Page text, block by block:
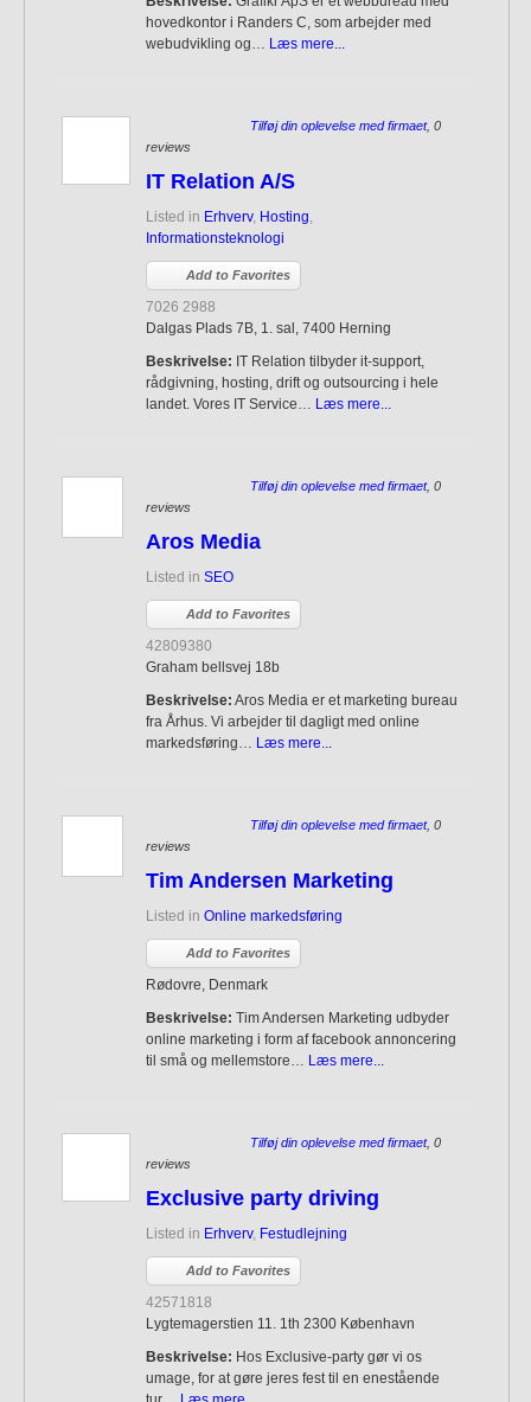
hovedkontor i Randers C, som arbejder med
webudvikling og… Læs mere...
Tilføj din oplevelse med firmaet, 0
reviews
IT Relation A/S
Listed in Erhverv, Hosting,
Informationsteknologi
Add to Favorites
7026 2988
Dalgas Plads 7B, 1. sal, 7400 Herning
Beskrivelse: IT Relation tilbyder it-support,
rådgivning, hosting, drift og outsourcing i hele
landet. Vores IT Service… Læs mere...
Tilføj din oplevelse med firmaet, 0
reviews
Aros Media
Listed in SEO
Add to Favorites
42809380
Graham bellsvej 18b
Beskrivelse: Aros Media er et marketing bureau
fra Århus. Vi arbejder til dagligt med online
markedsføring… Læs mere...
Tilføj din oplevelse med firmaet, 0
reviews
Tim Andersen Marketing
Listed in Online markedsføring
Add to Favorites
Rødovre, Denmark
Beskrivelse: Tim Andersen Marketing udbyder
online marketing i form af facebook annoncering
til små og mellemstore… Læs mere...
Tilføj din oplevelse med firmaet, 0
reviews
Exclusive party driving
Listed in Erhverv, Festudlejning
Add to Favorites
42571818
Lygtemagerstien 11. 1th 2300 København
Beskrivelse: Hos Exclusive-party gør vi os
umage, for at gøre jeres fest til en enestående